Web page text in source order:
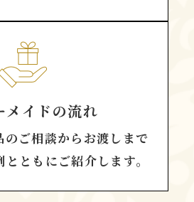
メイドの流れ
ご相談からお渡しまで
ともにご紹介します。